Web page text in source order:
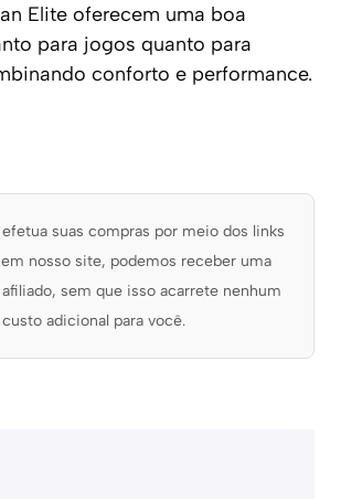
Elite oferecem uma boa
para jogos quanto para
conforto e performance.
suas compras por meio dos links
nosso site, podemos receber uma
sem que isso acarrete nenhum
custo adicional para você.